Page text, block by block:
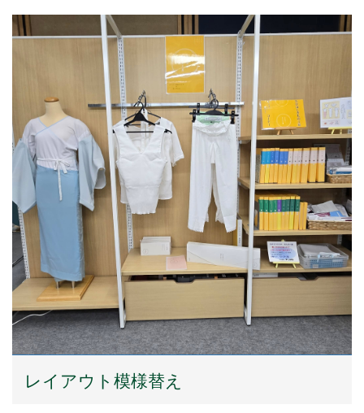
レイアウト模様替え